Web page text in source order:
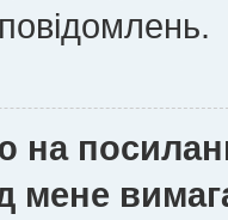
на
мене